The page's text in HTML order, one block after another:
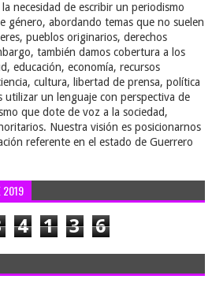
necesidad de escribir un periodismo
género, abordando temas que no suelen
pueblos originarios, derechos
también damos cobertura a los
educación, economía, recursos
cultura, libertad de prensa, política
utilizar un lenguaje con perspectiva de
que dote de voz a la sociedad,
Nuestra visión es posicionarnos
referente en el estado de Guerrero
2019
4 1 3 6